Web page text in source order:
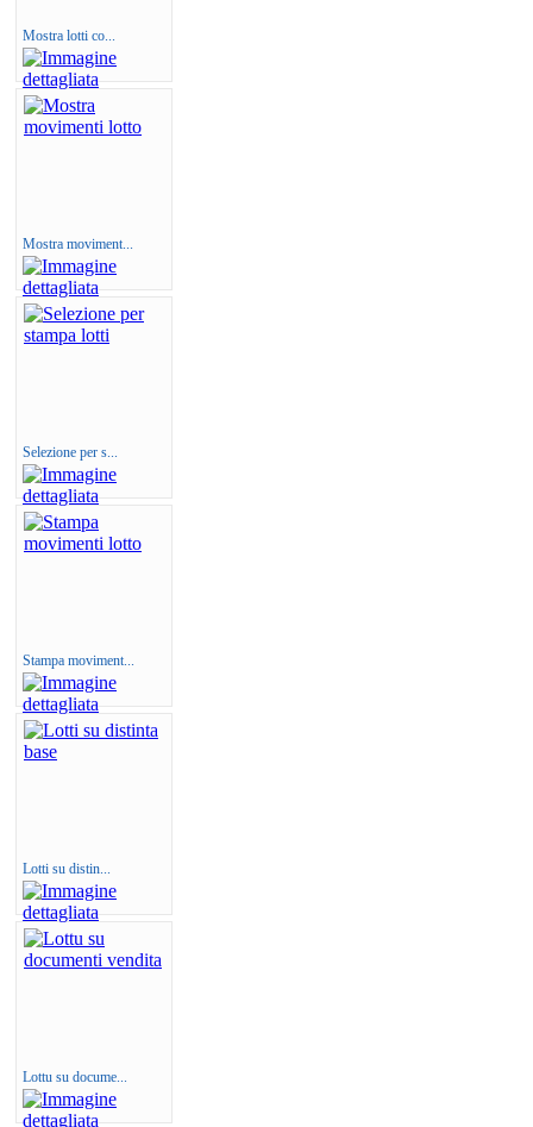
Mostra lotti co...
Mostra moviment...
Selezione per s...
Stampa moviment...
Lotti su distin...
Lottu su docume...